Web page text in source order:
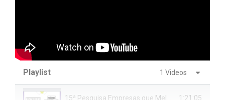
Playlist 1 Videos
1:21:05